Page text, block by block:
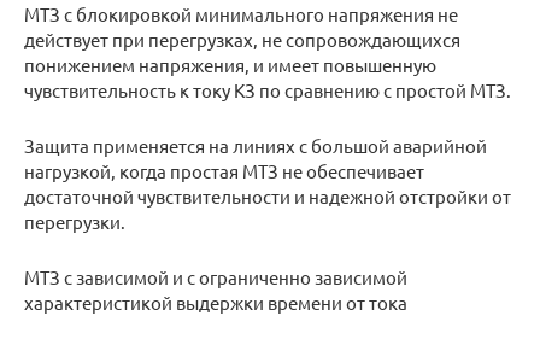
МТЗ с блокировкой минимального напряжения не
действует при перегрузках, не сопровождающихся
понижением напряжения, и имеет повышенную
чувствительность к току КЗ по сравнению с простой МТЗ.
Защита применяется на линиях с большой аварийной
нагрузкой, когда простая МТЗ не обеспечивает
достаточной чувствительности и надежной отстройки от
перегрузки.
МТЗ с зависимой и с ограниченно зависимой
характеристикой выдержки времени от тока